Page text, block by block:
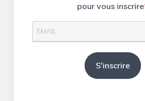
pour vous inscrire
S'inscrire